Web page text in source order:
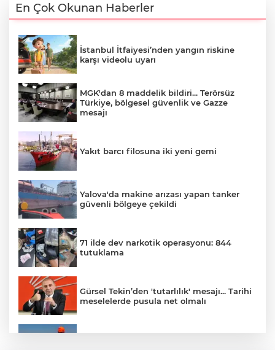
En Çok Okunan Haberler
İstanbul İtfaiyesi’nden yangın riskine
karşı videolu uyarı
MGK'dan 8 maddelik bildiri... Terörsüz
Türkiye, bölgesel güvenlik ve Gazze
mesajı
Yakıt barcı filosuna iki yeni gemi
Yalova'da makine arızası yapan tanker
güvenli bölgeye çekildi
71 ilde dev narkotik operasyonu: 844
tutuklama
Gürsel Tekin’den 'tutarlılık' mesajı... Tarihi
meselelerde pusula net olmalı